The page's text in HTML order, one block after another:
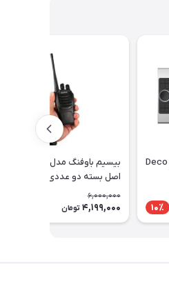
قلم نوری اکس پی.پن مدل Deco
10٪
اصل بسته دو عددی
6,000,000
4,199,000 تومان